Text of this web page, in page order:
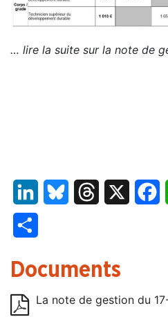
… lire la suite sur la note de
LinkedInBluesky Threads
Documents
La note de gestion du